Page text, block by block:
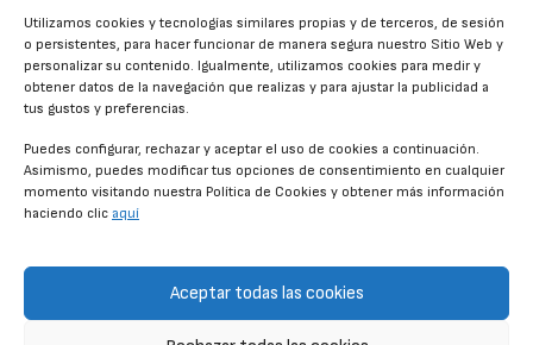
Utilizamos cookies y tecnologías similares propias y de terceros, de sesión
o persistentes, para hacer funcionar de manera segura nuestro Sitio Web y
personalizar su contenido. Igualmente, utilizamos cookies para medir y
obtener datos de la navegación que realizas y para ajustar la publicidad a
tus gustos y preferencias.
Puedes configurar, rechazar y aceptar el uso de cookies a continuación.
Asimismo, puedes modificar tus opciones de consentimiento en cualquier
momento visitando nuestra Política de Cookies y obtener más información
haciendo clic aquí
Aceptar todas las cookies
STREAMING NEWS
ANUNCIOS DE CINE
POLÍTICA DE COOKIES